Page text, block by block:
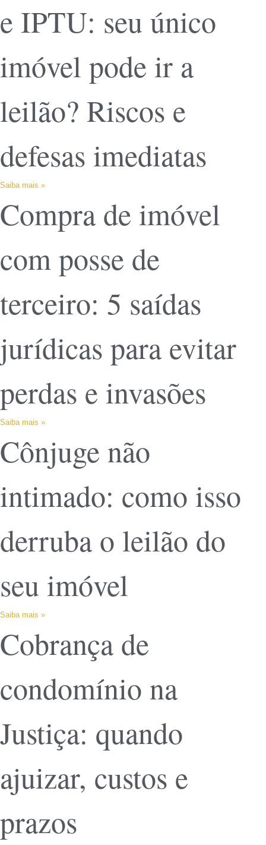
e IPTU: seu único
imóvel pode ir a
leilão? Riscos e
defesas imediatas
Saiba mais »
Compra de imóvel
com posse de
terceiro: 5 saídas
jurídicas para evitar
perdas e invasões
Saiba mais »
Cônjuge não
intimado: como isso
derruba o leilão do
seu imóvel
Saiba mais »
Cobrança de
condomínio na
Justiça: quando
ajuizar, custos e
prazos